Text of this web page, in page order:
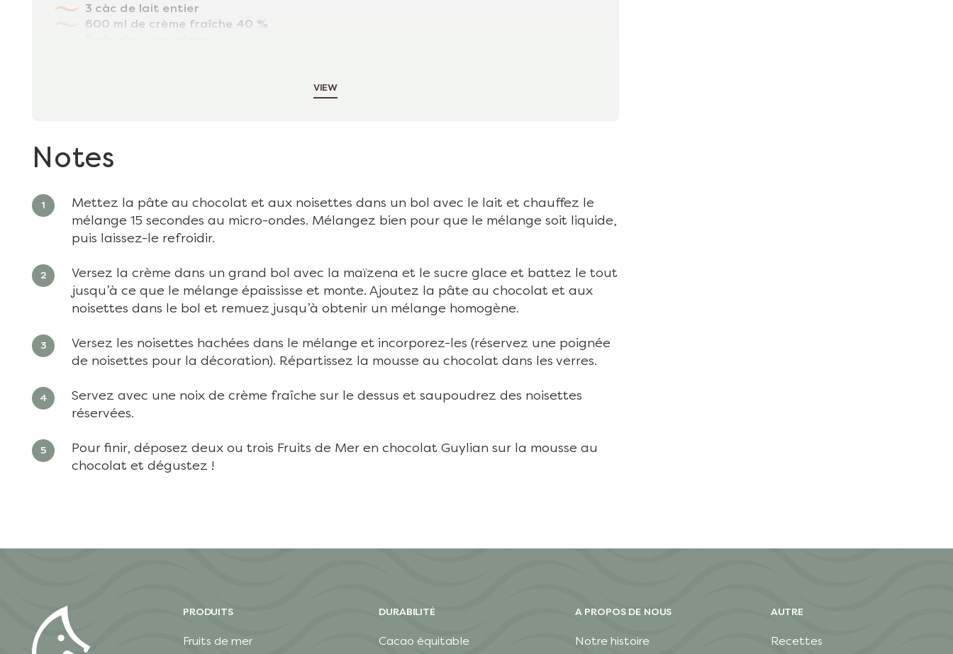
3 càc de lait entier
600 ml de crème fraîche 40 %
VIEW
Notes
Mettez la pâte au chocolat et aux noisettes dans un bol avec le lait et chauffez le
mélange 15 secondes au micro-ondes. Mélangez bien pour que le mélange soit liquide,
puis laissez-le refroidir.
Versez la crème dans un grand bol avec la maïzena et le sucre glace et battez le tout
jusqu’à ce que le mélange épaississe et monte. Ajoutez la pâte au chocolat et aux
noisettes dans le bol et remuez jusqu’à obtenir un mélange homogène.
Versez les noisettes hachées dans le mélange et incorporez-les (réservez une poignée
de noisettes pour la décoration). Répartissez la mousse au chocolat dans les verres.
Servez avec une noix de crème fraîche sur le dessus et saupoudrez des noisettes
réservées.
Pour finir, déposez deux ou trois Fruits de Mer en chocolat Guylian sur la mousse au
chocolat et dégustez !
PRODUITS
Fruits de mer
DURABILITÉ
Cacao équitable
A PROPOS DE NOUS
Notre histoire
AUTRE
Recettes